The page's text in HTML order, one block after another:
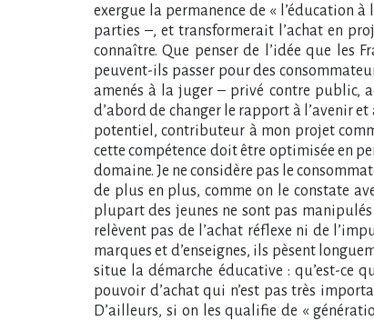
exergue la permanence de « l’éducation
parties –, et transformerait l’achat en
connaître. Que penser de l’idée que les
peuvent-ils passer pour des
amenés à la juger – privé contre public,
d’abord de changer le rapport à l’avenir
potentiel, contributeur à mon projet
cette compétence doit être optimisée en
domaine. Je ne considère pas le
de plus en plus, comme on le constate
plupart des jeunes ne sont pas
relèvent pas de l’achat réflexe ni de
marques et d’enseignes, ils pèsent
situe la démarche éducative : qu’est-ce
pouvoir d’achat qui n’est pas très
D’ailleurs, si on les qualifie de «